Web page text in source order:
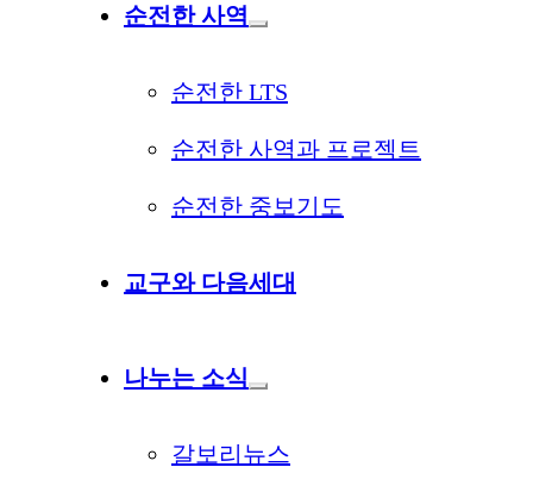
순전한 사역
순전한 LTS
순전한 사역과 프로젝트
순전한 중보기도
교구와 다음세대
나누는 소식
갈보리뉴스